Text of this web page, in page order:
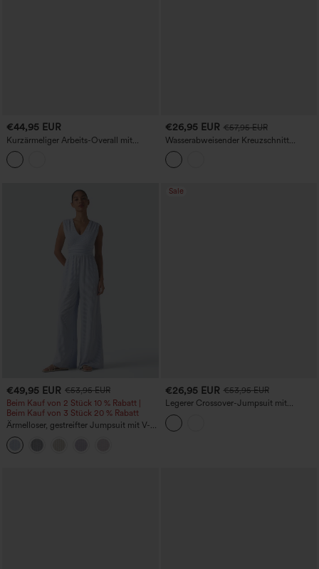
€44,95 EUR
Kurzärmeliger Arbeits-Overall mit
Schalkragen, Gürtel und Taschen.
€26,95 EUR €57,95 EUR
Wasserabweisender Kreuzschnitt
Rückenfreier Cargojumpsuit mit
Seitentaschen und Ripstop-Gewebe für
Wanderungen
€49,95 EUR €53,95 EUR
Beim Kauf von 2 Stück 10 % Rabatt |
Beim Kauf von 3 Stück 20 % Rabatt
Ärmelloser, gestreifter Jumpsuit mit V-
Ausschnitt, integriertem BH und
Taschen - Easy Peezy Edition
Sale
€26,95 EUR €53,95 EUR
Legerer Crossover-Jumpsuit mit
Taschen – Easy Peezy Edition